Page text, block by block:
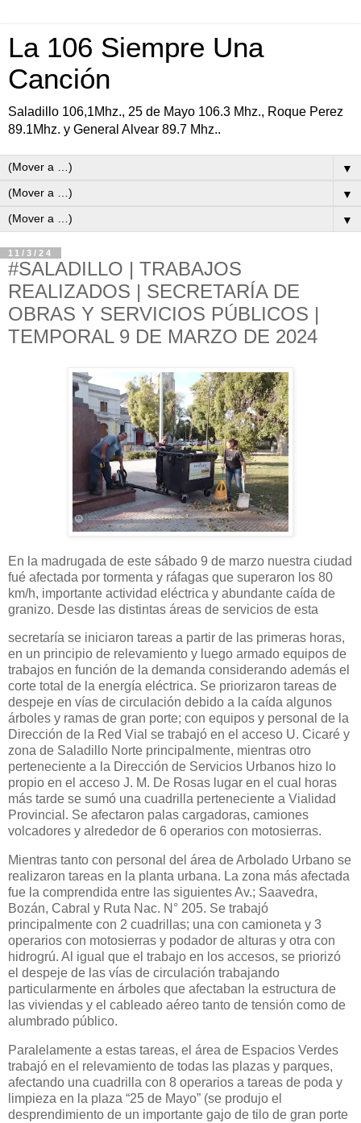
La 106 Siempre Una
Canción
Saladillo 106,1Mhz., 25 de Mayo 106.3 Mhz., Roque Perez
89.1Mhz. y General Alvear 89.7 Mhz..
▼
▼
▼
11/3/24
#SALADILLO | TRABAJOS
REALIZADOS | SECRETARÍA DE
OBRAS Y SERVICIOS PÚBLICOS |
TEMPORAL 9 DE MARZO DE 2024
En la madrugada de este sábado 9 de marzo nuestra ciudad
fué afectada por tormenta y ráfagas que superaron los 80
km/h, importante actividad eléctrica y abundante caída de
granizo. Desde las distintas áreas de servicios de esta
secretaría se iniciaron tareas a partir de las primeras horas,
en un principio de relevamiento y luego armado equipos de
trabajos en función de la demanda considerando además el
corte total de la energía eléctrica. Se priorizaron tareas de
despeje en vías de circulación debido a la caída algunos
árboles y ramas de gran porte; con equipos y personal de la
Dirección de la Red Vial se trabajó en el acceso U. Cicaré y
zona de Saladillo Norte principalmente, mientras otro
perteneciente a la Dirección de Servicios Urbanos hizo lo
propio en el acceso J. M. De Rosas lugar en el cual horas
más tarde se sumó una cuadrilla perteneciente a Vialidad
Provincial. Se afectaron palas cargadoras, camiones
volcadores y alrededor de 6 operarios con motosierras.
Mientras tanto con personal del área de Arbolado Urbano se
realizaron tareas en la planta urbana. La zona más afectada
fue la comprendida entre las siguientes Av.; Saavedra,
Bozán, Cabral y Ruta Nac. N° 205. Se trabajó
principalmente con 2 cuadrillas; una con camioneta y 3
operarios con motosierras y podador de alturas y otra con
hidrogrú. Al igual que el trabajo en los accesos, se priorizó
el despeje de las vías de circulación trabajando
particularmente en árboles que afectaban la estructura de
las viviendas y el cableado aéreo tanto de tensión como de
alumbrado público.
Paralelamente a estas tareas, el área de Espacios Verdes
trabajó en el relevamiento de todas las plazas y parques,
afectando una cuadrilla con 8 operarios a tareas de poda y
limpieza en la plaza “25 de Mayo” (se produjo el
desprendimiento de un importante gajo de tilo de gran porte